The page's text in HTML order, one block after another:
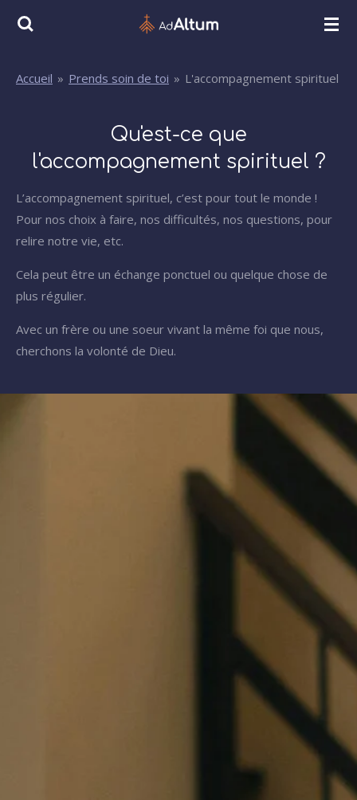
Passer
principal
Accueil » Prends soin de toi » L'accompagnement spirituel
Qu'est-ce que
l'accompagnement spirituel ?
L’accompagnement spirituel, c’est pour tout le monde !
Pour nos choix à faire, nos difficultés, nos questions, pour
relire notre vie, etc.
Cela peut être un échange ponctuel ou quelque chose de
plus régulier.
Avec un frère ou une soeur vivant la même foi que nous,
cherchons la volonté de Dieu.